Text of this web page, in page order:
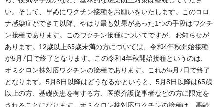
い。そして、早めにワクチン接種をお願いをいたします。このコロ
ナ感染症ができて以降、やはり最も効果があった1つの手段はワクチ
ン接種であります。このワクチン接種についてですが、お知らせが
あります。12歳以上65歳未満の方については、令和4年秋開始接種
が5月7日で終了となります。この令和4年秋開始接種というのは、
オミクロン株対応ワクチンの接種であります。これが5月7日で終了
となります。5月8日以降はどうなるかというと、5月8日以降は65歳
以上の方、基礎疾患を有する方、医療介護従事者などの方に限定を
されることになります。オミクロン株対応ワクチンの接種は、高齢